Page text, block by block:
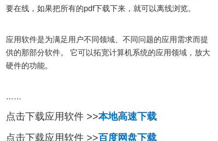
要在线，如果把所有的pdf下载下来，就可以离线浏览。
应用软件是为满足用户不同领域、不同问题的应用需求而提
供的那部分软件。 它可以拓宽计算机系统的应用领域，放大
硬件的功能。
……
点击下载应用软件 >>本地高速下载
点击下载应用软件 >>百度网盘下载